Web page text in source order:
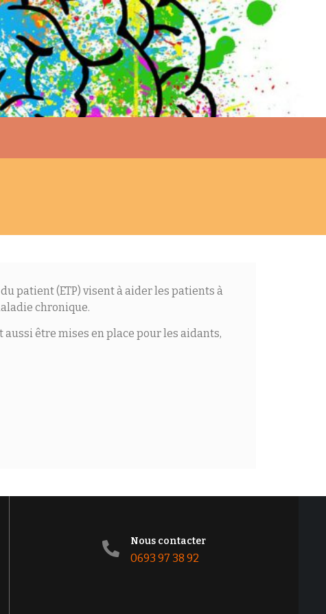
patient (ETP) visent à aider les patients à
chronique.
être mises en place pour les aidants,
Nous contacter
0693 97 38 92